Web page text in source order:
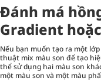
Đánh má
Gradient
Nếu bạn muốn tạo ra một
thuật mix màu son để tạo
thể sử dụng hai màu son
một màu son và một màu